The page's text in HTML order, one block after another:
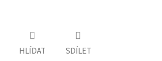
HLÍDAT SDÍLET